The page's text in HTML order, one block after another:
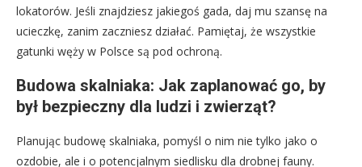
lokatorów. Jeśli znajdziesz jakiegoś gada, daj mu szansę na
ucieczkę, zanim zaczniesz działać. Pamiętaj, że wszystkie
gatunki węży w Polsce są pod ochroną.
Budowa skalniaka: Jak zaplanować go, by
był bezpieczny dla ludzi i zwierząt?
Planując budowę skalniaka, pomyśl o nim nie tylko jako o
ozdobie, ale i o potencjalnym siedlisku dla drobnej fauny.